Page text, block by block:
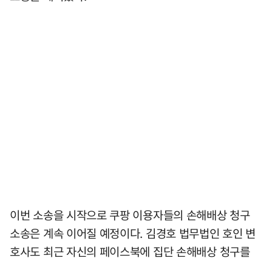
이번 소송을 시작으로 쿠팡 이용자들의 손해배상 청구
소송은 계속 이어질 예정이다. 김경호 법무법인 호인 변
호사도 최근 자신의 페이스북에 집단 손해배상 청구를